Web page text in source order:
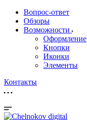
Вопрос-ответ
Обзоры
Возможности
Оформление
Кнопки
Иконки
Элементы
Контакты